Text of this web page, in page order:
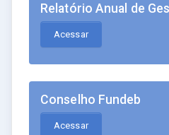
Relatório Anual de
Acessar
Conselho Fundeb
Acessar